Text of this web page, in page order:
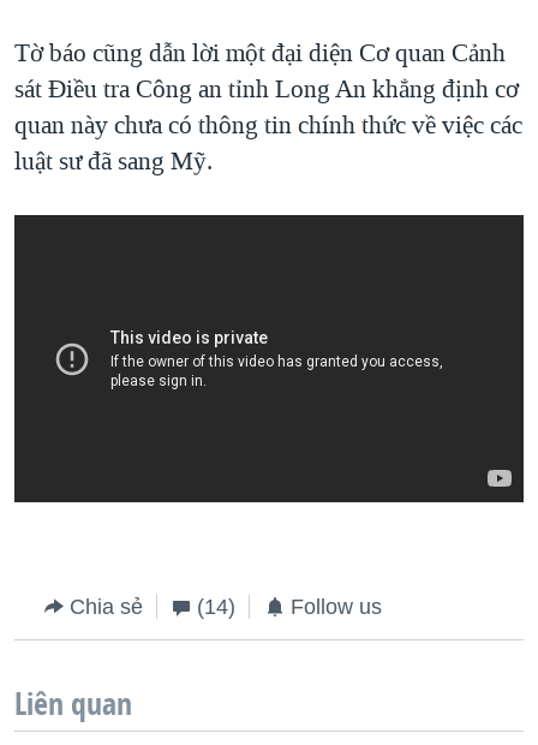
Tờ báo cũng dẫn lời một đại diện Cơ quan Cảnh
sát Điều tra Công an tỉnh Long An khẳng định cơ
quan này chưa có thông tin chính thức về việc các
luật sư đã sang Mỹ.
Chia sẻ (14) Follow us
Liên quan